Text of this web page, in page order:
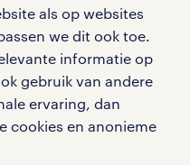
als op websites
we dit ook toe.
informatie op
gebruik van andere
ervaring, dan
cookies en anonieme